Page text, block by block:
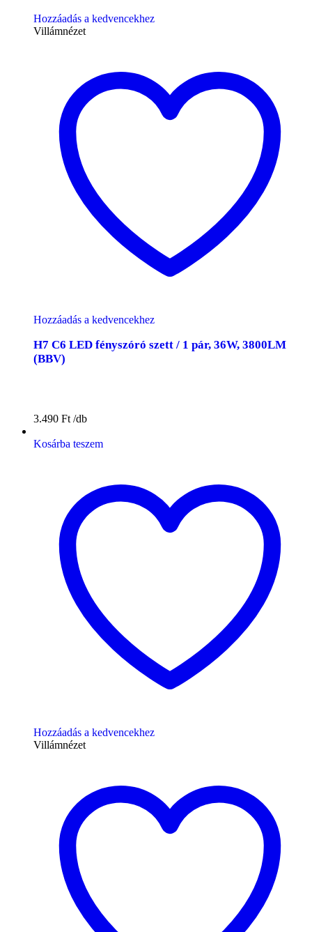
Hozzáadás a kedvencekhez
Villámnézet
Hozzáadás a kedvencekhez
H7 C6 LED fényszóró szett / 1 pár, 36W, 3800LM
(BBV)
3.490 Ft
Kosárba teszem
Hozzáadás a kedvencekhez
Villámnézet